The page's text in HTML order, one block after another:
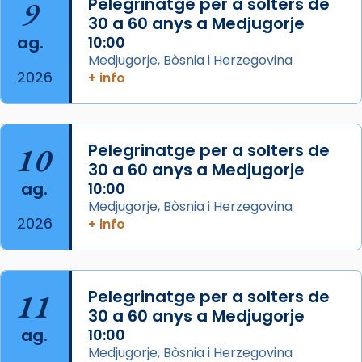
missa d’acció de gràcies en agraïment al
comitè organitzador de la visita apostòlica
del Sant Pare Lleó XIV a Barcelona, i als
col·laboradors, a la Catedral de Barcelona.
Mons. David Abadías.
📸 Dr. G. Simón
Photo
2 weeks ago
Memòria de les santes Juliana i
Semproniana, verges i màrtirs.
9
ag.
2026
30 a 60 anys a Medjugorje
10:00
Medjugorje, Bòsnia i Herzegovina
+ info
10
ag.
2026
Pelegrinatge per a solters de
30 a 60 anys a Medjugorje
10:00
Medjugorje, Bòsnia i Herzegovina
+ info
11
ag.
Pelegrinatge per a solters de
30 a 60 anys a Medjugorje
10:00
Medjugorje, Bòsnia i Herzegovina